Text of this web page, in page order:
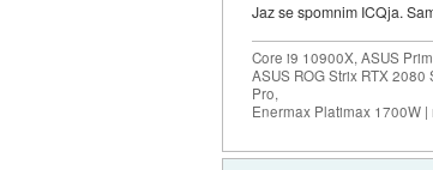
Jaz se spomnim ICQja.
Core i9 10900X, ASUS
ASUS ROG Strix RTX
Pro,
Enermax Platimax 1700W